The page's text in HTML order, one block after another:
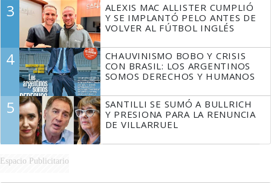
3
ALEXIS MAC ALLISTER CUMPLIÓ
Y SE IMPLANTÓ PELO ANTES DE
VOLVER AL FÚTBOL INGLÉS
4
CHAUVINISMO BOBO Y CRISIS
CON BRASIL: LOS ARGENTINOS
SOMOS DERECHOS Y HUMANOS
5
SANTILLI SE SUMÓ A BULLRICH
Y PRESIONA PARA LA RENUNCIA
DE VILLARRUEL
Espacio Publicitario